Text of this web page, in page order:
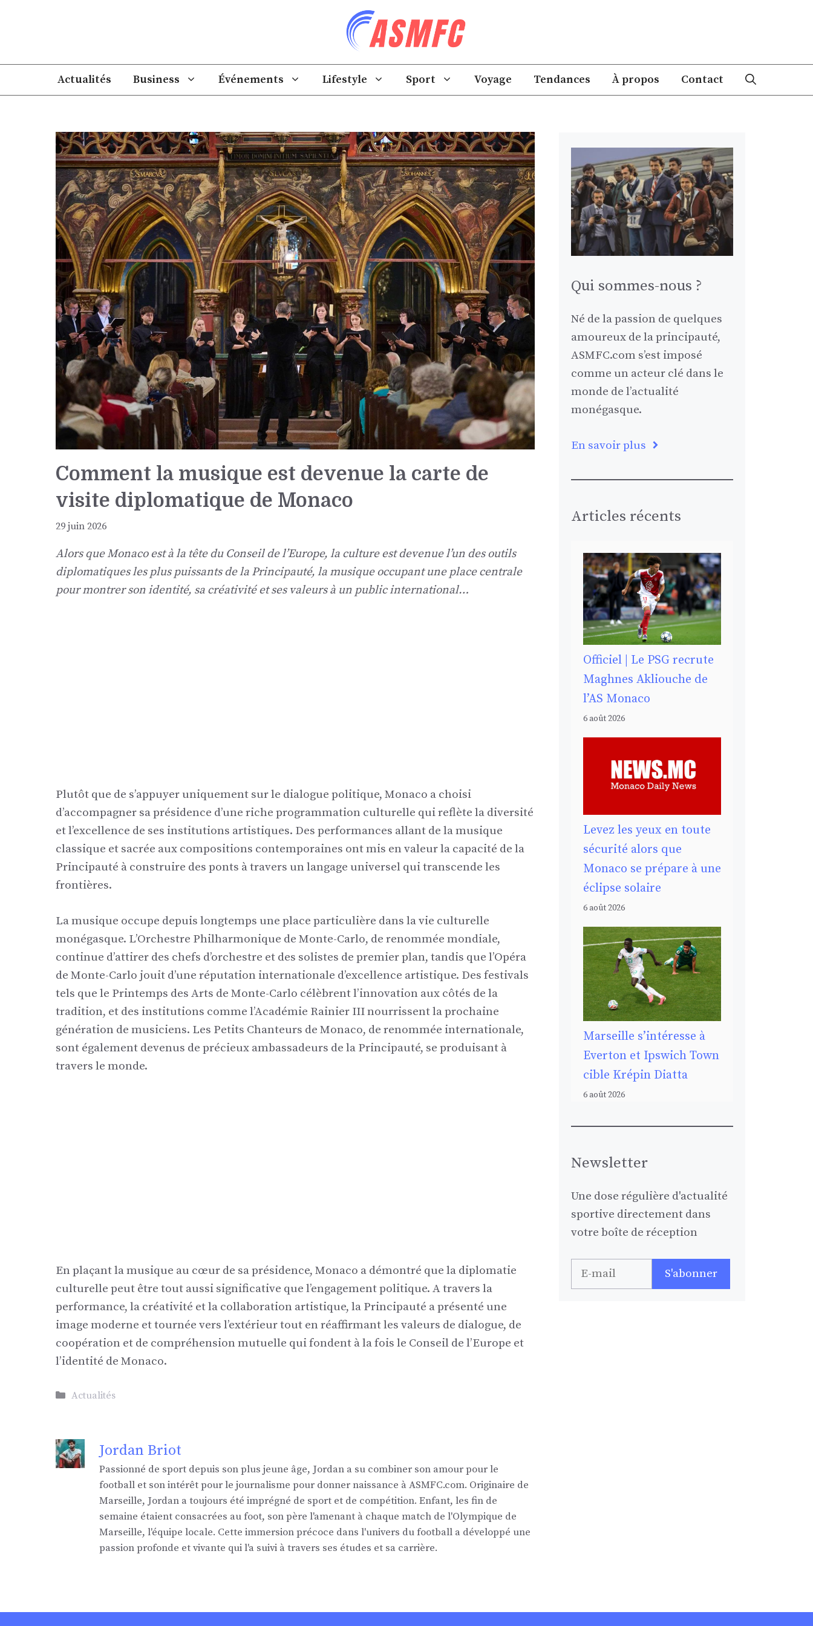
Actualités Business Événements Lifestyle Sport Voyage Tendances À propos Contact
Comment la musique est devenue la carte de
visite diplomatique de Monaco
29 juin 2026
Alors que Monaco est à la tête du Conseil de l’Europe, la culture est devenue l’un des outils
diplomatiques les plus puissants de la Principauté, la musique occupant une place centrale
pour montrer son identité, sa créativité et ses valeurs à un public international…
Plutôt que de s’appuyer uniquement sur le dialogue politique, Monaco a choisi
d’accompagner sa présidence d’une riche programmation culturelle qui reflète la diversité
et l’excellence de ses institutions artistiques. Des performances allant de la musique
classique et sacrée aux compositions contemporaines ont mis en valeur la capacité de la
Principauté à construire des ponts à travers un langage universel qui transcende les
frontières.
La musique occupe depuis longtemps une place particulière dans la vie culturelle
monégasque. L’Orchestre Philharmonique de Monte-Carlo, de renommée mondiale,
continue d’attirer des chefs d’orchestre et des solistes de premier plan, tandis que l’Opéra
de Monte-Carlo jouit d’une réputation internationale d’excellence artistique. Des festivals
tels que le Printemps des Arts de Monte-Carlo célèbrent l’innovation aux côtés de la
tradition, et des institutions comme l’Académie Rainier III nourrissent la prochaine
génération de musiciens. Les Petits Chanteurs de Monaco, de renommée internationale,
sont également devenus de précieux ambassadeurs de la Principauté, se produisant à
travers le monde.
En plaçant la musique au cœur de sa présidence, Monaco a démontré que la diplomatie
culturelle peut être tout aussi significative que l’engagement politique. A travers la
performance, la créativité et la collaboration artistique, la Principauté a présenté une
image moderne et tournée vers l’extérieur tout en réaffirmant les valeurs de dialogue, de
coopération et de compréhension mutuelle qui fondent à la fois le Conseil de l’Europe et
l’identité de Monaco.
Catégories
Actualités
Jordan Briot
Passionné de sport depuis son plus jeune âge, Jordan a su combiner son amour pour le
football et son intérêt pour le journalisme pour donner naissance à ASMFC.com. Originaire de
Marseille, Jordan a toujours été imprégné de sport et de compétition. Enfant, les fin de
semaine étaient consacrées au foot, son père l'amenant à chaque match de l'Olympique de
Marseille, l'équipe locale. Cette immersion précoce dans l'univers du football a développé une
passion profonde et vivante qui l'a suivi à travers ses études et sa carrière.
Qui sommes-nous ?
Né de la passion de quelques
amoureux de la principauté,
ASMFC.com s’est imposé
comme un acteur clé dans le
monde de l’actualité
monégasque.
En savoir plus
Articles récents
Officiel | Le PSG recrute
Maghnes Akliouche de
l’AS Monaco
6 août 2026
Levez les yeux en toute
sécurité alors que
Monaco se prépare à une
éclipse solaire
6 août 2026
Marseille s’intéresse à
Everton et Ipswich Town
cible Krépin Diatta
6 août 2026
Newsletter
Une dose régulière d'actualité
sportive directement dans
votre boîte de réception